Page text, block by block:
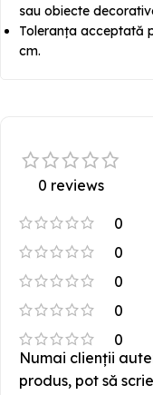
sau obiecte
Toleranța acceptată
cm.
0 reviews
0
0
0
0
0
Numai clienții
produs, pot să